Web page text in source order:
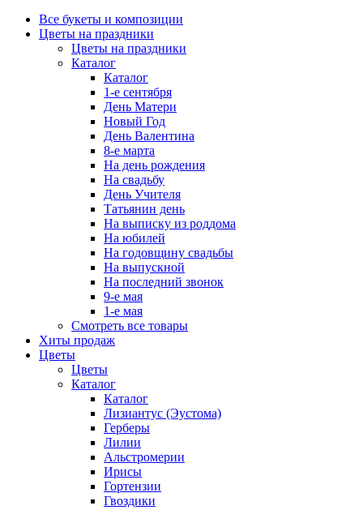
Все букеты и композиции
Цветы на праздники
Цветы на праздники
Каталог
Каталог
1-е сентября
День Матери
Новый Год
День Валентина
8-е марта
На день рождения
На свадьбу
День Учителя
Татьянин день
На выписку из роддома
На юбилей
На годовщину свадьбы
На выпускной
На последний звонок
9-е мая
1-е мая
Смотреть все товары
Хиты продаж
Цветы
Цветы
Каталог
Каталог
Лизиантус (Эустома)
Герберы
Лилии
Альстромерии
Ирисы
Гортензии
Гвоздики